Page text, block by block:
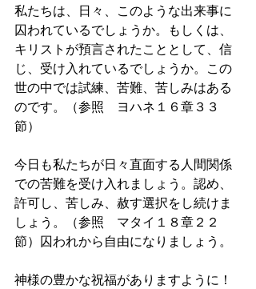
私たちは、日々、このような出来事に
囚われているでしょうか。もしくは、
キリストが預言されたこととして、信
じ、受け入れているでしょうか。この
世の中では試練、苦難、苦しみはある
のです。（参照　ヨハネ１６章３３
節）
今日も私たちが日々直面する人間関係
での苦難を受け入れましょう。認め、
許可し、苦しみ、赦す選択をし続けま
しょう。（参照　マタイ１８章２２
節）囚われから自由になりましょう。
神様の豊かな祝福がありますように！